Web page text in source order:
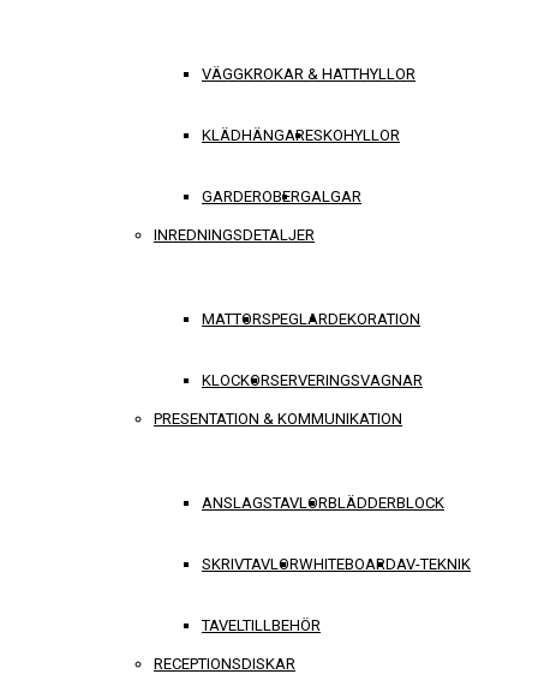
VÄGGKROKAR & HATTHYLLOR
KLÄDHÄNGARESKOHYLLOR
GARDEROBERGALGAR
INREDNINGSDETALJER
MATTORSPEGLARDEKORATION
KLOCKORSERVERINGSVAGNAR
PRESENTATION & KOMMUNIKATION
ANSLAGSTAVLORBLÄDDERBLOCK
SKRIVTAVLORWHITEBOARDAV-TEKNIK
TAVELTILLBEHÖR
RECEPTIONSDISKAR